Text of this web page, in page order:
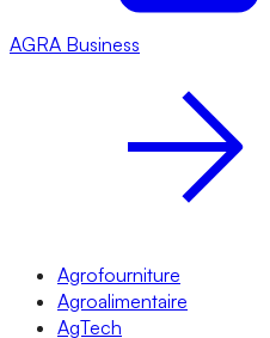
AGRA Business
Agrofourniture
Agroalimentaire
AgTech